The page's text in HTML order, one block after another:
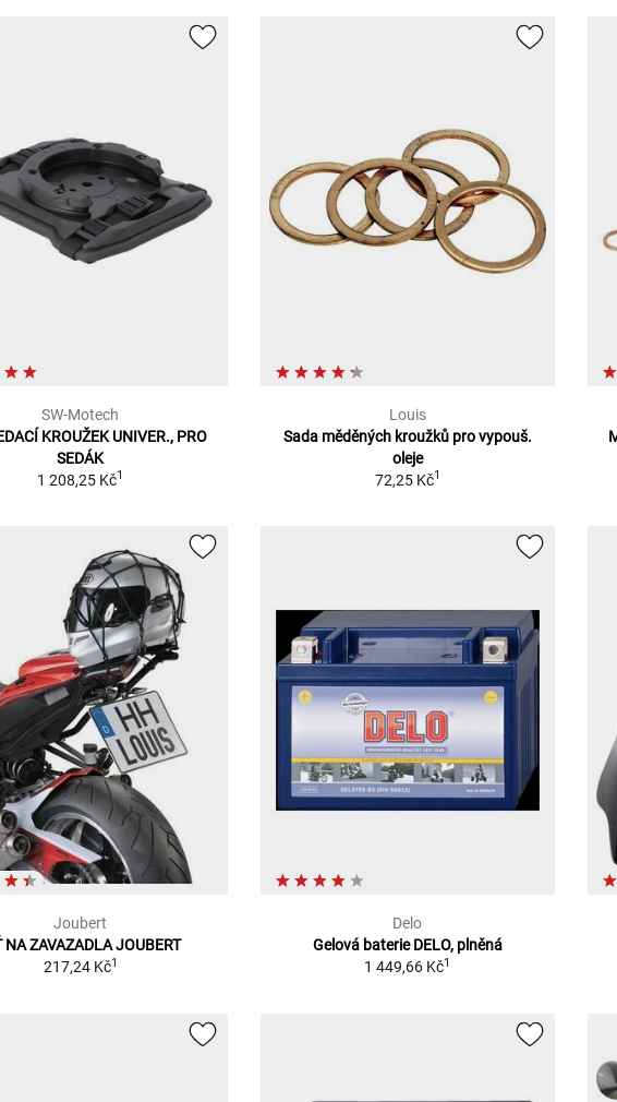
SW-Motech
KROUŽEK UNIVER., PRO
SEDÁK
1 208,25 Kč1
Louis
Sada měděných kroužků pro vypouš.
oleje
72,25 Kč1
Joubert
NA ZAVAZADLA JOUBERT
217,24 Kč1
Delo
Gelová baterie DELO, plněná
1 449,66 Kč1